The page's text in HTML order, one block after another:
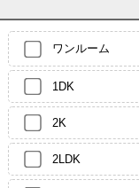
ワンルーム
1DK
2K
2LDK